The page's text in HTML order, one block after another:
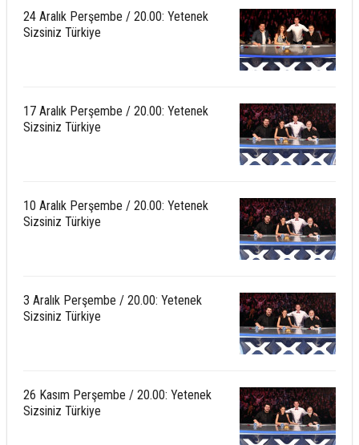
24 Aralık Perşembe / 20.00: Yetenek
Sizsiniz Türkiye
17 Aralık Perşembe / 20.00: Yetenek
Sizsiniz Türkiye
10 Aralık Perşembe / 20.00: Yetenek
Sizsiniz Türkiye
3 Aralık Perşembe / 20.00: Yetenek
Sizsiniz Türkiye
26 Kasım Perşembe / 20.00: Yetenek
Sizsiniz Türkiye